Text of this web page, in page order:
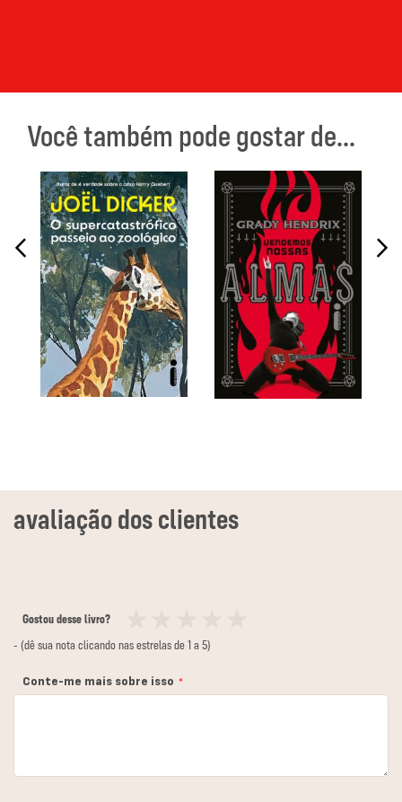
Você também pode gostar de...
Gostou desse livro?
12
3
4
5
- (dê sua nota clicando nas estrelas de 1 a 5)
Conte-me mais sobre isso